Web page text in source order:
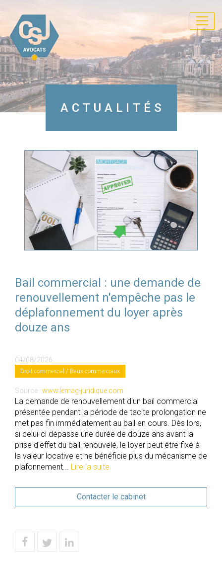
Ouvrir
le
menu
ACTUALITÉS
Bail commercial : une demande de
renouvellement n'empêche pas le
déplafonnement du loyer après
douze ans
04/08/2026
Droit commercial / Baux commerciaux
Source : www.lemag-juridique.com
La demande de renouvellement d'un bail commercial
présentée pendant la période de tacite prolongation ne
met pas fin immédiatement au bail en cours. Dès lors,
si celui-ci dépasse une durée de douze ans avant la
prise d'effet du bail renouvelé, le loyer peut être fixé à
la valeur locative et ne bénéficie plus du mécanisme de
plafonnement... Lire la suite
Contacter le cabinet